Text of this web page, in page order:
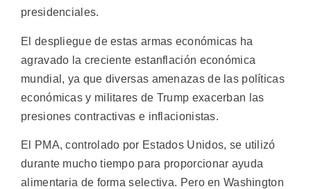
presidenciales.
El despliegue de estas armas económicas ha
agravado la creciente estanflación económica
mundial, ya que diversas amenazas de las políticas
económicas y militares de Trump exacerban las
presiones contractivas e inflacionistas.
El PMA, controlado por Estados Unidos, se utilizó
durante mucho tiempo para proporcionar ayuda
alimentaria de forma selectiva. Pero en Washington